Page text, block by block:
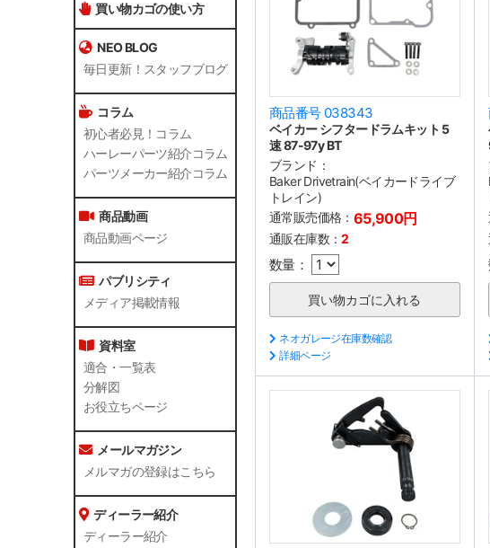
買い物カゴの使い方
NEO BLOG
毎日更新！スタッフブログ
コラム
初心者必見！コラム
ハーレーパーツ紹介コラム
パーツメーカー紹介コラム
商品動画
商品動画ページ
パブリシティ
メディア掲載情報
資料室
適合・一覧表
分解図
お役立ちページ
メールマガジン
メルマガの登録はこちら
ディーラー紹介
ディーラー紹介
商品番号 038343
ベイカー シフタードラムキット 5
速 87-97y BT
ブランド：
Baker Drivetrain(ベイカードライブ
トレイン)
通常販売価格： 65,900円
通販在庫数：2
数量：
ネオガレージ在庫数確認
詳細ページ